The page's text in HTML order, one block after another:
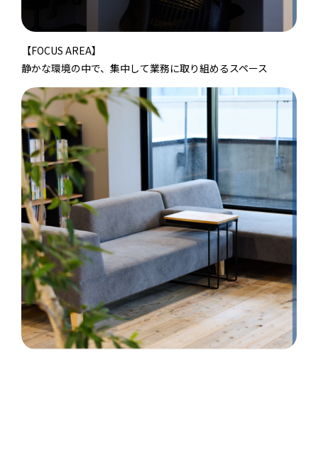
【FOCUS AREA】
静かな環境の中で、集中して業務に取り組めるスペース